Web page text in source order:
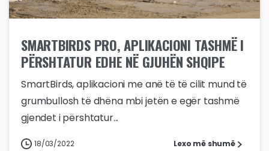
SMARTBIRDS PRO, APLIKACIONI TASHMË I
PËRSHTATUR EDHE NË GJUHËN SHQIPE
SmartBirds, aplikacioni me anë të të cilit mund të
grumbullosh të dhëna mbi jetën e egër tashmë
gjendet i përshtatur...
18/03/2022 Lexo më shumë